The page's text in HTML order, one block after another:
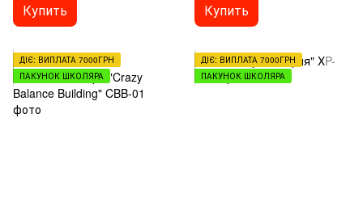
Купить Купить
ДІЄ: ВИПЛАТА 7000ГРН
ПАКУНОК ШКОЛЯРА
ДІЄ: ВИПЛАТА 7000ГРН
ПАКУНОК ШКОЛЯРА